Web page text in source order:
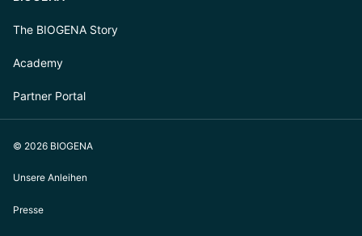
The BIOGENA Story
Academy
Partner Portal
© 2026 BIOGENA
Unsere Anleihen
Presse